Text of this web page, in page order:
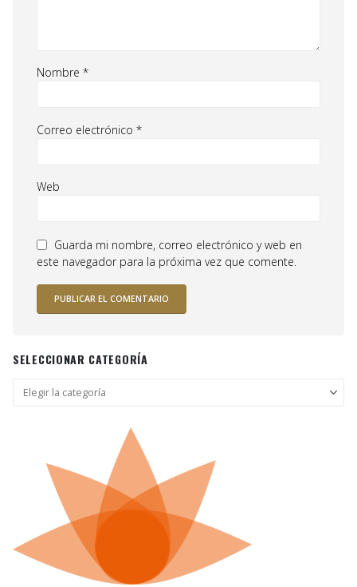
Nombre *
Correo electrónico *
Web
Guarda mi nombre, correo electrónico y web en
este navegador para la próxima vez que comente.
SELECCIONAR CATEGORÍA
Seleccionar
categoría